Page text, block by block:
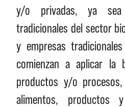
y/o privadas, ya
tradicionales del sector
y empresas
comienzan a aplicar la
productos y/o
alimentos, productos